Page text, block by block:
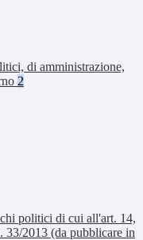
di amministrazione,
2
politici di cui all'art. 14,
33/2013 (da pubblicare in